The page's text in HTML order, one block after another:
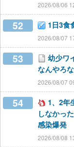
2026/08/06
52 1日3食
2026/08/07
53
幼少ワ
なんやろな
2026/08/07
54
1、2年
しなかっ
感染爆発
2026/08/08